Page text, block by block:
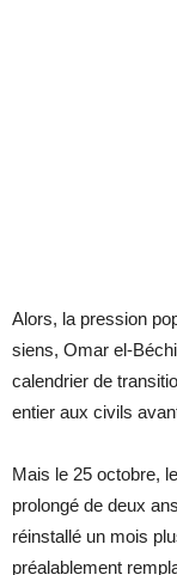
Alors, la pression
siens, Omar el-
calendrier de
entier aux civils
Mais le 25 octobre,
prolongé de deux
réinstallé un mois
préalablement